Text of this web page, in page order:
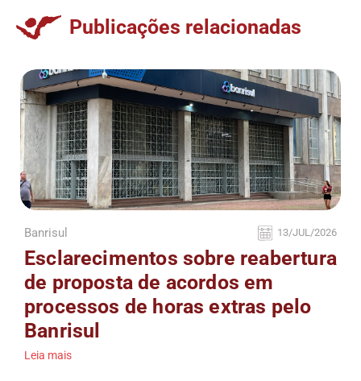
Publicações relacionadas
Banrisul 13/JUL/2026
Esclarecimentos sobre reabertura
de proposta de acordos em
processos de horas extras pelo
Banrisul
Leia mais